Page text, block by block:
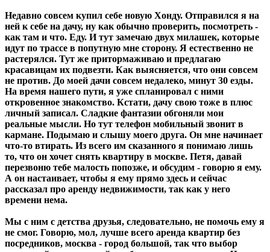
Недавно совсем купил себе новую Хонду. Отправился я на
ней к себе на дачу, ну как обычно проверить, посмотреть -
как там и что. Еду. И тут замечаю двух милашек, которые
идут по трассе в попутную мне сторону. Я естественно не
растерялся. Тут же притормаживаю и предлагаю
красавицам их подвезти. Как выясняется, что они совсем
не против. До моей дачи совсем недалеко, минут 30 езды.
На время нашего пути, я уже спланировал с ними
откровенное знакомство. Кстати, дачу свою тоже в плюс
личный записал. Сладкие фантазии обгоняли мои
реальные мысли. Но тут телефон мобильный звонит в
кармане. Подымаю и слышу моего друга. Он мне начинает
что-то втирать. Из всего им сказанного я понимаю лишь
то, что он хочет снять квартиру в москве. Петя, давай
перезвоню тебе малость попозже, и обсудим - говорю я ему.
А он настаивает, чтобы я ему прямо здесь и сейчас
рассказал про аренду недвижимости, так как у него
времени нема.
Мы с ним с детства друзья, следовательно, не помочь ему я
не смог. Говорю, мол, лучше всего аренда квартир без
посредников, москва - город большой, так что выбор